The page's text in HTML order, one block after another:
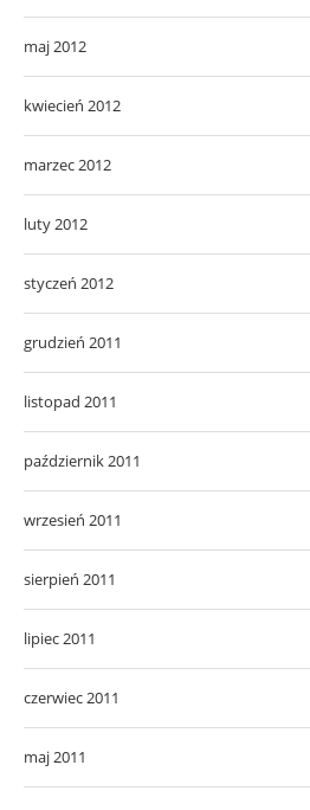
maj 2012
kwiecień 2012
marzec 2012
luty 2012
styczeń 2012
grudzień 2011
listopad 2011
październik 2011
wrzesień 2011
sierpień 2011
lipiec 2011
czerwiec 2011
maj 2011